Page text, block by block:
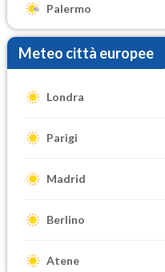
Palermo
Meteo città europee
Londra
Parigi
Madrid
Berlino
Atene